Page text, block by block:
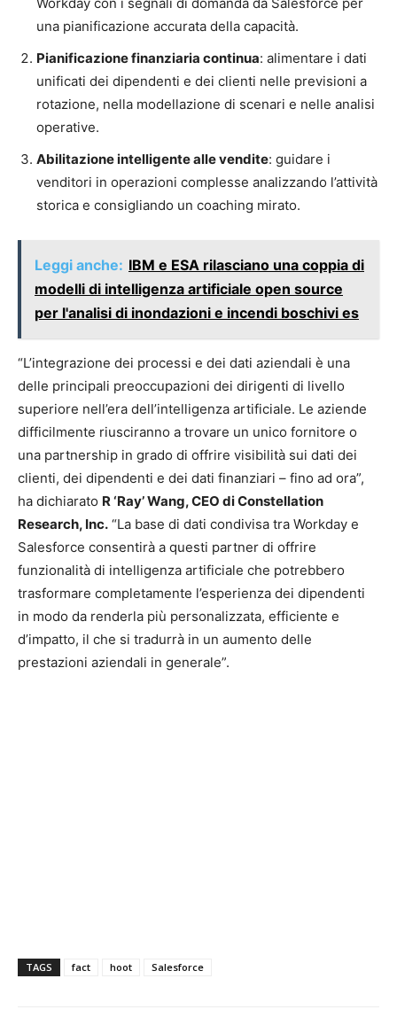
una pianificazione accurata della capacità.
Pianificazione finanziaria continua: alimentare i dati
unificati dei dipendenti e dei clienti nelle previsioni a
rotazione, nella modellazione di scenari e nelle analisi
operative.
Abilitazione intelligente alle vendite: guidare i
venditori in operazioni complesse analizzando l’attività
storica e consigliando un coaching mirato.
Leggi anche: IBM e ESA rilasciano una coppia di
modelli di intelligenza artificiale open source
per l'analisi di inondazioni e incendi boschivi es
“L’integrazione dei processi e dei dati aziendali è una
delle principali preoccupazioni dei dirigenti di livello
superiore nell’era dell’intelligenza artificiale. Le aziende
difficilmente riusciranno a trovare un unico fornitore o
una partnership in grado di offrire visibilità sui dati dei
clienti, dei dipendenti e dei dati finanziari – fino ad ora”,
ha dichiarato R ‘Ray’ Wang, CEO di Constellation
Research, Inc. “La base di dati condivisa tra Workday e
Salesforce consentirà a questi partner di offrire
funzionalità di intelligenza artificiale che potrebbero
trasformare completamente l’esperienza dei dipendenti
in modo da renderla più personalizzata, efficiente e
d’impatto, il che si tradurrà in un aumento delle
prestazioni aziendali in generale”.
TAGS fact hoot Salesforce